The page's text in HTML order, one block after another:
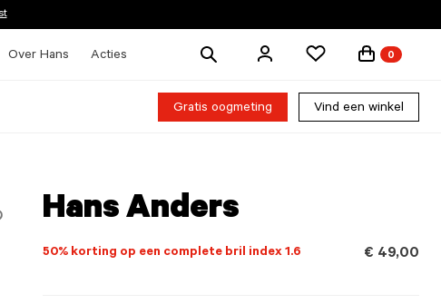
Over Hans Acties
Zoek
0
Gratis oogmeting Vind een winkel
Hans Anders
50% korting op een complete bril index 1.6 € 49,00